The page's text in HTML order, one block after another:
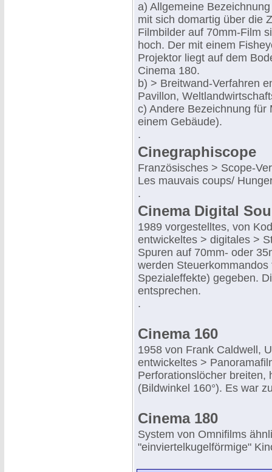
a) Allgemeine
mit sich domartig über die
Filmbilder auf 70mm-Film
hoch. Der mit einem
Projektor liegt auf dem
Cinema 180.
b) > Breitwand-Verfahren
Pavillon,
c) Andere Bezeichnung für
einem Gebäude).
.
Cinegraphiscope
Französisches > Scope-
Les mauvais coups/
.
Cinema Digital
1989 vorgestelltes, von
entwickeltes > digitales >
Spuren auf 70mm- oder
werden
Spezialeffekte) gegeben.
entsprechen.
.
Cinema 160
1958 von Frank Caldwell,
entwickeltes >
Perforationslöcher breiten,
(Bildwinkel 160°). Es war
Cinema 180
System von Omnifilms
"einviertelkugelförmige"